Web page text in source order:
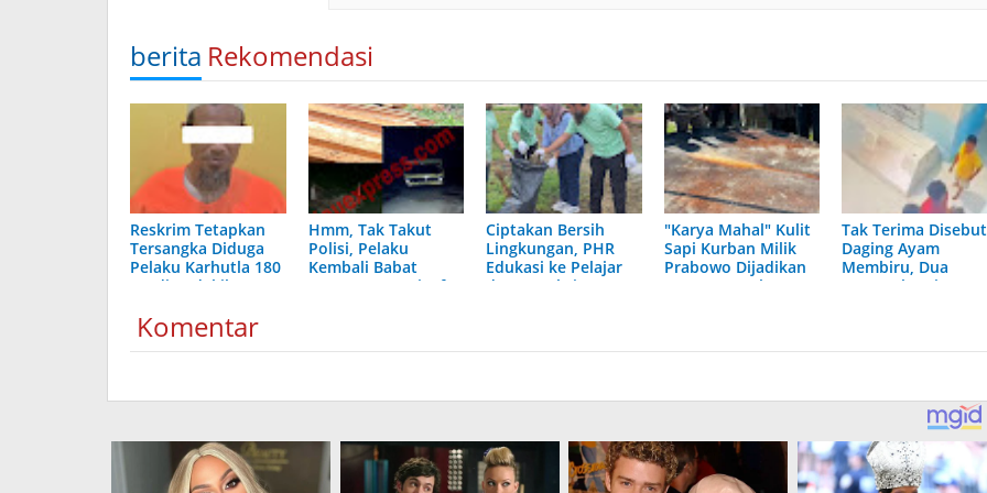
berita Rekomendasi
Reskrim Tetapkan
Tersangka Diduga
Pelaku Karhutla 180
Ha di Pedekik
Hmm, Tak Takut
Polisi, Pelaku
Kembali Babat
Hutan Cagar Biosfer
Ciptakan Bersih
Lingkungan, PHR
Edukasi ke Pelajar
dengan Aksi
"Karya Mahal" Kulit
Sapi Kurban Milik
Prabowo Dijadikan
Kompang Raksasa
Tak Terima Disebut
Daging Ayam
Membiru, Dua
Pemasok Aniaya
Komentar